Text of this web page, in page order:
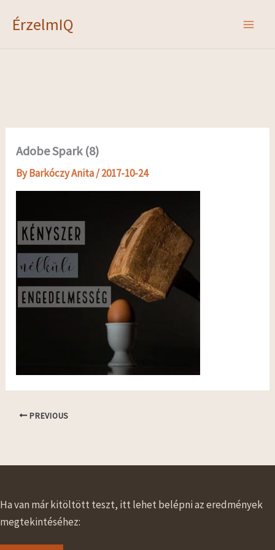
ÉrzelmIQ
Adobe Spark (8)
ByBarkóczy Anita/2017-10-24
PREVIOUS
Ha van már kitöltött teszt, itt lehet belépni az eredmények
megtekintéséhez: